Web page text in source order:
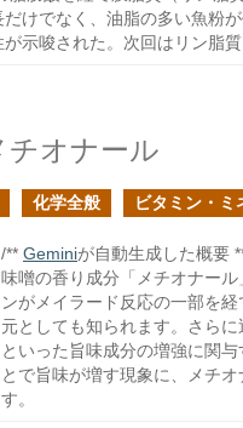
けでなく、油脂の多い魚粉
示唆された。次回はリン脂
チオナール
化学全般 ビタミン・ミ
/** Geminiが自動生成した概要
味噌の香り成分「メチオナー
ンがメイラード反応の一部を
元としても知られます。さら
といった旨味成分の増強に関
とで旨味が増す現象に、メチ
す。